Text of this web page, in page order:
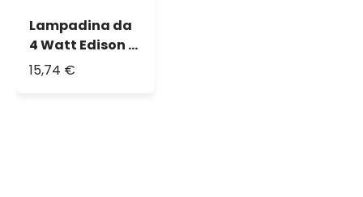
Lampadina da
4 Watt Edison Ø
64 mm a
15,74 €